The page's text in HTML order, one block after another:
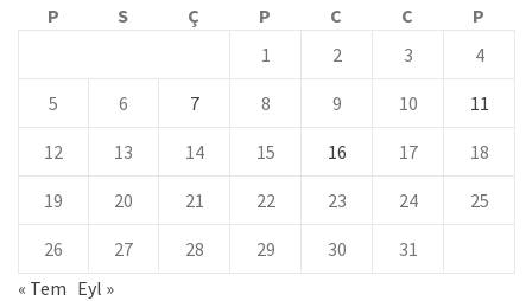
P
S Ç P C C
P
1
2 3 4
5 6 7 8 9 10 11
12 13 14 15 16 17 18
19 20 21 22 23 24 25
26 27 28 29 30
31
« Tem Eyl »